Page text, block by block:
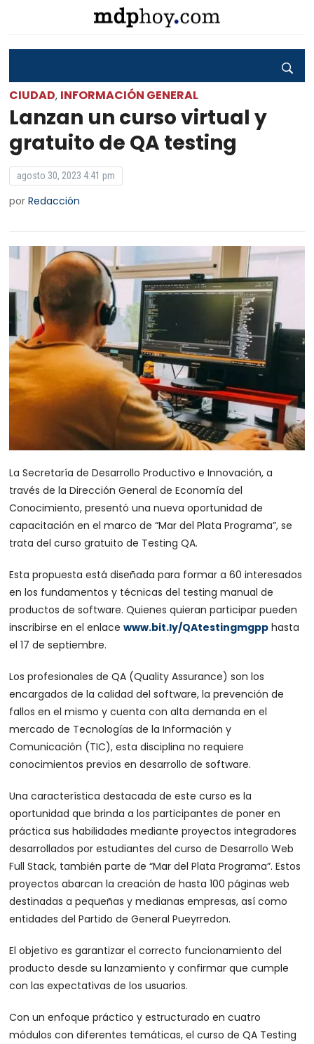
CIUDAD, INFORMACIÓN GENERAL
Lanzan un curso virtual y
gratuito de QA testing
agosto 30, 2023 4:41 pm
porRedacción
La Secretaría de Desarrollo Productivo e Innovación, a
través de la Dirección General de Economía del
Conocimiento, presentó una nueva oportunidad de
capacitación en el marco de “Mar del Plata Programa”, se
trata del curso gratuito de Testing QA.
Esta propuesta está diseñada para formar a 60 interesados
en los fundamentos y técnicas del testing manual de
productos de software. Quienes quieran participar pueden
inscribirse en el enlacewww.bit.ly/QAtestingmgpp hasta
el 17 de septiembre.
Los profesionales de QA (Quality Assurance) son los
encargados de la calidad del software, la prevención de
fallos en el mismo y cuenta con alta demanda en el
mercado de Tecnologías de la Información y
Comunicación (TIC), esta disciplina no requiere
conocimientos previos en desarrollo de software.
Una característica destacada de este curso es la
oportunidad que brinda a los participantes de poner en
práctica sus habilidades mediante proyectos integradores
desarrollados por estudiantes del curso de Desarrollo Web
Full Stack, también parte de “Mar del Plata Programa”. Estos
proyectos abarcan la creación de hasta 100 páginas web
destinadas a pequeñas y medianas empresas, así como
entidades del Partido de General Pueyrredon.
El objetivo es garantizar el correcto funcionamiento del
producto desde su lanzamiento y confirmar que cumple
con las expectativas de los usuarios.
Con un enfoque práctico y estructurado en cuatro
módulos con diferentes temáticas, el curso de QA Testing